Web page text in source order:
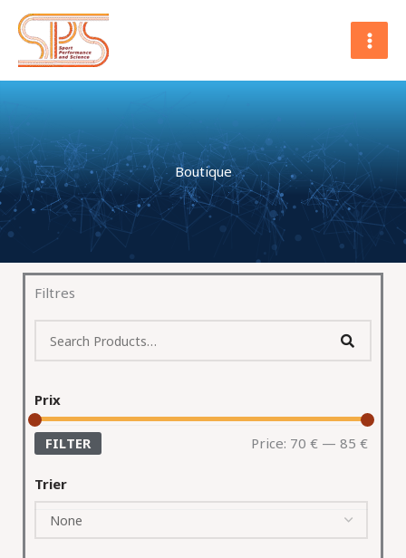
Aller
contenu
Boutique
Filtres
Prix
FILTER Price: 70 €— 85 €
Trier